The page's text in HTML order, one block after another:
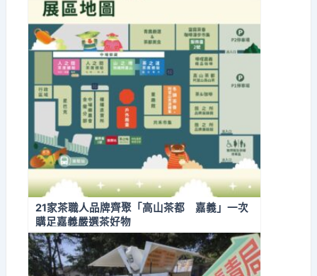
21家茶職人品牌齊聚「高山茶都 嘉義」一次
購足嘉義嚴選茶好物